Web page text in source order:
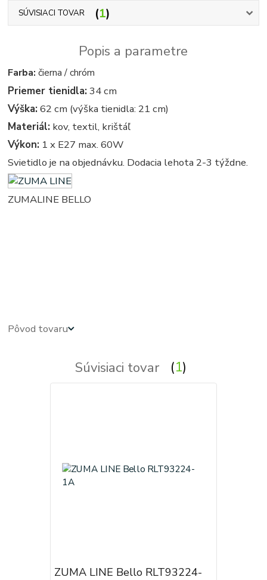
SÚVISIACI TOVAR 1
Popis a parametre
Farba: čierna / chróm
Priemer tienidla: 34 cm
Výška: 62 cm (výška tienidla: 21 cm)
Materiál: kov, textil, krištáľ
Výkon: 1 x E27 max. 60W
Svietidlo je na objednávku. Dodacia lehota 2-3 týždne.
ZUMALINE BELLO
Pôvod tovaru
Súvisiaci tovar 1
ZUMA LINE Bello RLT93224-